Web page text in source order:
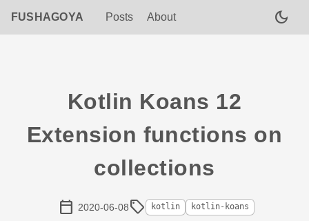
dark_mode
FUSHAGOYA Posts About
Kotlin Koans 12
Extension functions on
collections
calendar_today 2020-06-08sell kotlin kotlin-koans